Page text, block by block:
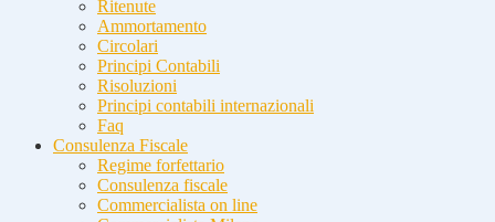
Ritenute
Ammortamento
Circolari
Principi Contabili
Risoluzioni
Principi contabili internazionali
Faq
Consulenza Fiscale
Regime forfettario
Consulenza fiscale
Commercialista on line